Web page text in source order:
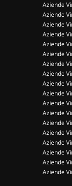
Aziende
Aziende
Aziende
Aziende
Aziende
Aziende
Aziende
Aziende
Aziende
Aziende
Aziende
Aziende
Aziende
Aziende
Aziende
Aziende
Aziende
Aziende